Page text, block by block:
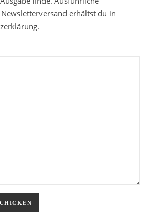
erhältst du in